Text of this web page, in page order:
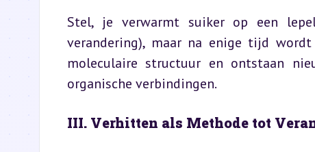
Stel, je verwarmt suiker op een
verandering), maar na enige tijd
moleculaire structuur en ontstaan
organische verbindingen.
III. Verhitten als Methode tot